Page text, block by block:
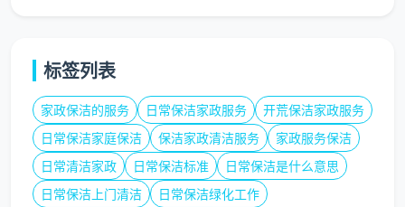
责任险，更省心安全。
对于上班族或不想硬扛的业主，把专业事交给专业
的人，性价比反而更高。天均安洁保洁长期服务成都锦
江、青羊、武侯、成华、高新等区域，不少新家入住前
的最后一道“开荒”，都放心地交给了他们。
标签列表
家政保洁的服务 日常保洁家政服务
开荒保洁家政服务
日常保洁家庭保洁
保洁家政清洁服务
家政服务保洁
日常清洁家政
日常保洁标准
日常保洁是什么意思
日常保洁上门清洁
日常保洁绿化工作